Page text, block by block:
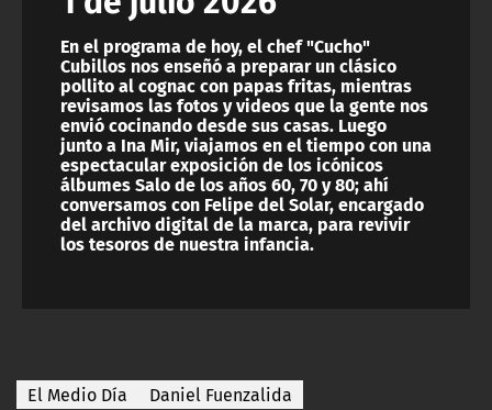
En el programa de hoy, el chef "Cucho"
Cubillos nos enseñó a preparar un clásico
pollito al cognac con papas fritas, mientras
revisamos las fotos y videos que la gente nos
envió cocinando desde sus casas. Luego
junto a Ina Mir, viajamos en el tiempo con una
espectacular exposición de los icónicos
álbumes Salo de los años 60, 70 y 80; ahí
conversamos con Felipe del Solar, encargado
del archivo digital de la marca, para revivir
los tesoros de nuestra infancia.
El Medio Día Daniel Fuenzalida